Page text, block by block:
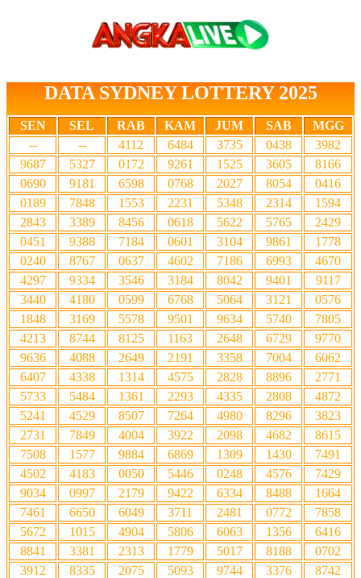
DATA SYDNEY LOTTERY 2025
SEN SEL RAB KAM JUM SAB
MGG
--
-- 4112 6484 3735 0438
3982
9687
5327 0172 9261 1525 3605
8166
0690
9181 6598 0768 2027 8054
0416
0189
7848 1553 2231 5348 2314
1594
2843
3389 8456 0618 5622 5765
2429
0451
9388 7184 0601 3104 9861
1778
0240
8767 0637 4602 7186 6993
4670
4297
9334 3546 3184 8042 9401
9117
3440
4180 0599 6768 5064 3121
0576
1848
3169 5578 9501 9634 5740
7805
4213
8744 8125 1163 2648 6729
9770
9636
4088 2649 2191 3358 7004
6062
6407
4338 1314 4575 2828 8896
2771
5733
5484 1361 2293 4335 2808
4872
5241
4529 8507 7264 4980 8296
3823
2731
7849 4004 3922 2098 4682
8615
7508
1577 9884 6869 1309 1430
7491
4502
4183 0050 5446 0248 4576
7429
9034
0997 2179 9422 6334 8488
1664
7461
6650 6049 3711 2481 0772
7858
5672
1015 4904 5806 6063 1356
6416
8841
3381 2313 1779 5017 8188
0702
3912
8335 2075 5093 9744 3376
8742